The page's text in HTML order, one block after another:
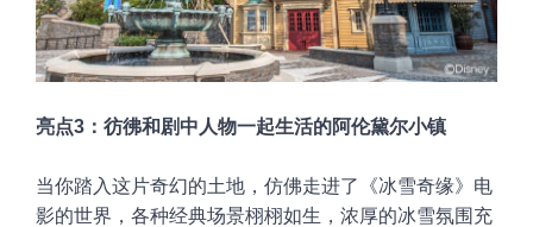
亮点3：彷彿和剧中人物一起生活的阿伦黛尔小镇
当你踏入这片奇幻的土地，仿佛走进了《冰雪奇缘》电
影的世界，各种经典场景栩栩如生，浓厚的冰雪氛围充